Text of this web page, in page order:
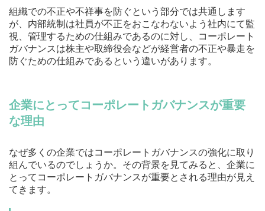
組織での不正や不祥事を防ぐという部分では共通します
が、内部統制は社員が不正をおこなわないよう社内にて監
視、管理するための仕組みであるのに対し、コーポレート
ガバナンスは株主や取締役会などが経営者の不正や暴走を
防ぐための仕組みであるという違いがあります。
企業にとってコーポレートガバナンスが重要
な理由
なぜ多くの企業ではコーポレートガバナンスの強化に取り
組んでいるのでしょうか。その背景を見てみると、企業に
とってコーポレートガバナンスが重要とされる理由が見え
てきます。